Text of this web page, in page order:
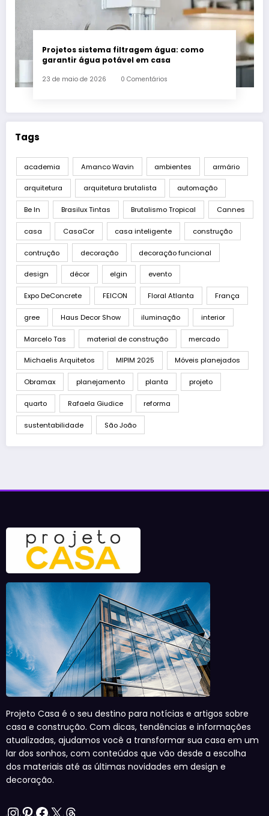
Projetos sistema filtragem água: como
garantir água potável em casa
23 de maio de 2026 0 Comentários
Tags
academia Amanco Wavin ambientes armário
arquitetura arquitetura brutalista automação
Be In Brasilux Tintas Brutalismo Tropical Cannes
casa CasaCor casa inteligente construção
contrução decoração decoração funcional
design décor elgin evento
Expo DeConcrete FEICON Floral Atlanta França
gree Haus Decor Show iluminação interior
Marcelo Tas material de construção mercado
Michaelis Arquitetos MIPIM 2025 Móveis planejados
Obramax planejamento planta projeto
quarto Rafaela Giudice reforma
sustentabilidade São João
Projeto Casa é o seu destino para notícias e artigos sobre
casa e construção. Com dicas, tendências e informações
atualizadas, ajudamos você a transformar sua casa em um
lar dos sonhos, com conteúdos que vão desde a escolha
dos materiais até as últimas novidades em design e
decoração.
Instagram
Pinterest
Facebook
X Threads